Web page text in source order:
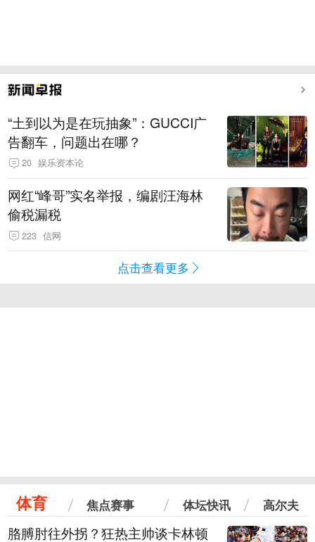
“土到以为是在玩抽象”：GUCCI广
告翻车，问题出在哪？
20 娱乐资本论
网红“峰哥”实名举报，编剧汪海林
偷税漏税
223 信网
点击查看更多
体育 焦点赛事 体坛快讯 高尔夫
胳膊肘往外拐？狂热主帅谈卡林顿